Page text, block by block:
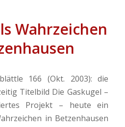
Wahrzeichen
166 (Okt. 2003): die
Titelbild Die Gaskugel –
Projekt – heute ein
in Betzenhausen